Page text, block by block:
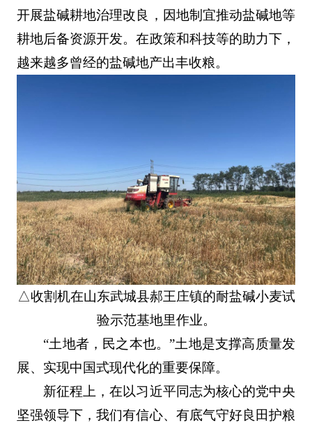
开展盐碱耕地治理改良，因地制宜推动盐碱地等
耕地后备资源开发。在政策和科技等的助力下，
越来越多曾经的盐碱地产出丰收粮。
△收割机在山东武城县郝王庄镇的耐盐碱小麦试
验示范基地里作业。
“土地者，民之本也。”土地是支撑高质量发
展、实现中国式现代化的重要保障。
新征程上，在以习近平同志为核心的党中央
坚强领导下，我们有信心、有底气守好良田护粮